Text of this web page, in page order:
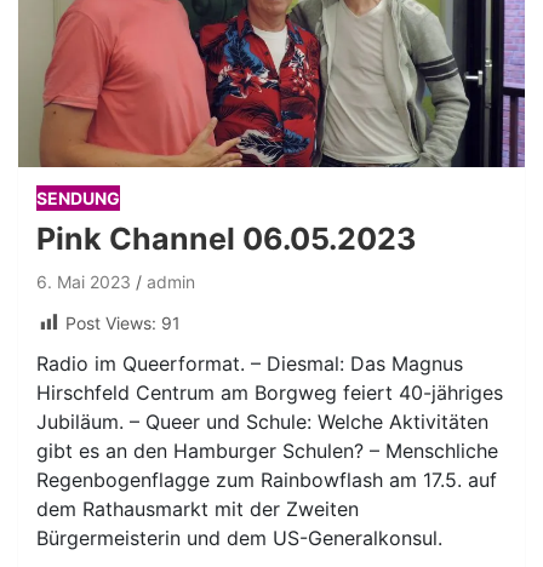
SENDUNG
Pink Channel 06.05.2023
6. Mai 2023
admin
Post Views: 91
Radio im Queerformat. – Diesmal: Das Magnus
Hirschfeld Centrum am Borgweg feiert 40-jähriges
Jubiläum. – Queer und Schule: Welche Aktivitäten
gibt es an den Hamburger Schulen? – Menschliche
Regenbogenflagge zum Rainbowflash am 17.5. auf
dem Rathausmarkt mit der Zweiten
Bürgermeisterin und dem US-Generalkonsul.